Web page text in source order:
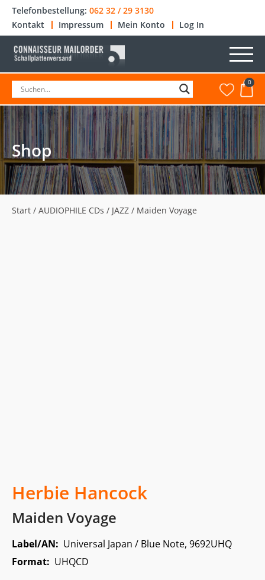
Telefonbestellung: 062 32 / 29 3130
Kontakt
Impressum Mein Konto Log In
0
Shop
Start / AUDIOPHILE CDs / JAZZ / Maiden Voyage
Herbie Hancock
Maiden Voyage
Label/AN: Universal Japan / Blue Note, 9692UHQ
Format: UHQCD